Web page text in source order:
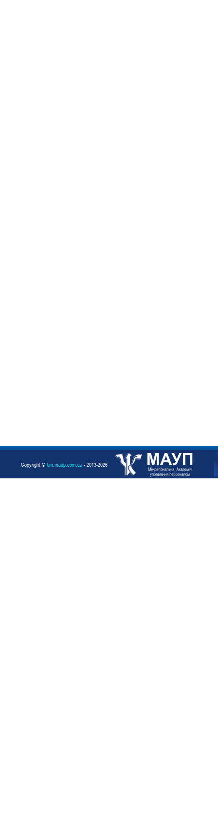
Copyright © km.maup.com.ua - 2013-2026